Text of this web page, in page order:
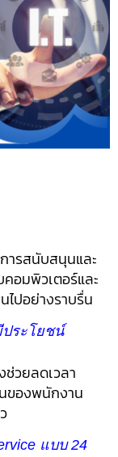
ารสนับสนุนและ
อมพิวเตอร์และ
ไปอย่างราบรื่น
ประโยชน์
ช่วยลดเวลา
ของพนักงาน
แบบ 24